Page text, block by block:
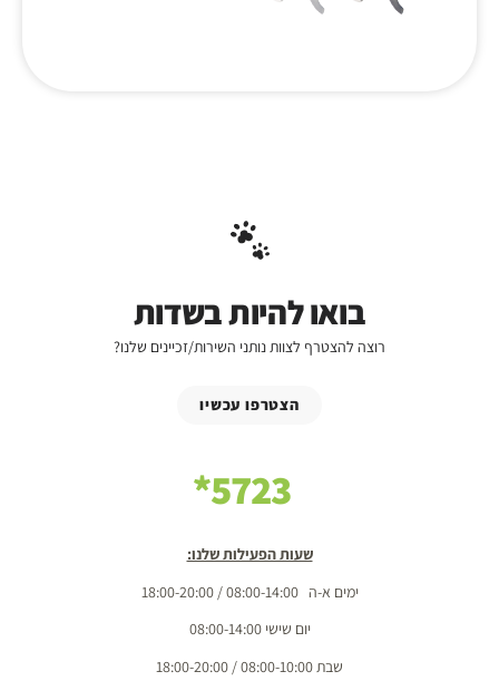
בואו להיות בשדות
רוצה להצטרף לצוות נותני השירות/זכיינים שלנו?
הצטרפו עכשיו
5723*
שעות הפעילות שלנו:
ימים א-ה 08:00-14:00 / 18:00-20:00
יום שישי 08:00-14:00
שבת 08:00-10:00 / 18:00-20:00